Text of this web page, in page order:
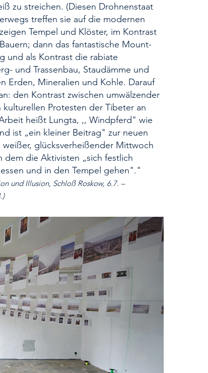
zu streichen. (Diesen Droh­nenstaat
treffen sie auf die modernen
Tempel und Klöster, im Kontrast
dann das fantastische Mount-
und als Kontrast die rabiate
und Tras­senbau, Staudämme und
Erden, Mineralien und Kohle. Darauf
den Kontrast zwischen umwäl­zender
Protesten der Tibeter an
heißt Lungta, ,, Windpferd" wie
ist „ein kleiner Beitrag" zur neuen
glücksverheißender Mittwoch
dem die Aktivisten „sich festlich
und in den Tempel gehen"."
und Illusion, Schloß Roskow, 6.7. –